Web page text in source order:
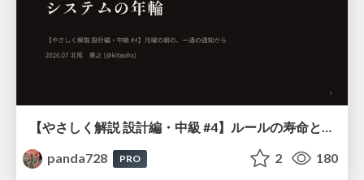
【やさしく解説 設計編・中級 #4】ルールの寿命と、システムの年輪
panda728
PRO 2 180